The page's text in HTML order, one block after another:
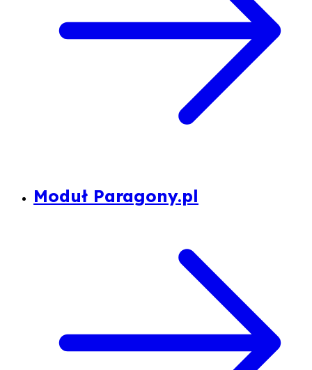
Moduł Paragony.pl